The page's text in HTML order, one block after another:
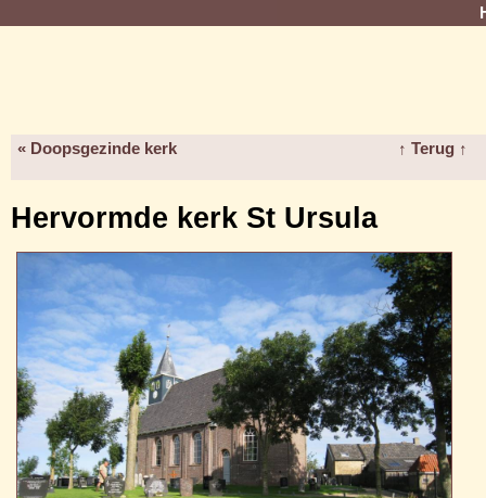
« Doopsgezinde kerk ↑ Terug ↑
Hervormde kerk St Ursula